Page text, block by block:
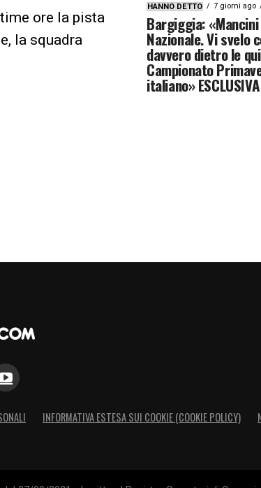
ore la pista
la squadra
HANNO DETTO 7 giorni ago
Bargiggia:
Nazionale. Vi svelo
davvero dietro le
Campionato
italiano»
INFORMATIVA ESTESA SUI COOKIE (COOKIE POLICY)